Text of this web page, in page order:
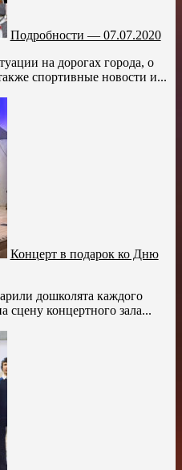
Подробности — 07.07.2020
на дорогах города, о
спортивные новости и...
Концерт в подарок ко Дню
дошколята каждого
сцену концертного зала...